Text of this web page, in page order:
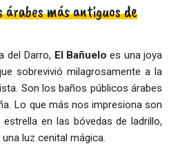
árabes más antiguos de
del Darro, El Bañuelo es una joya
sobrevivió milagrosamente a la
Son los baños públicos árabes
Lo que más nos impresiona son
en las bóvedas de ladrillo,
luz cenital mágica.